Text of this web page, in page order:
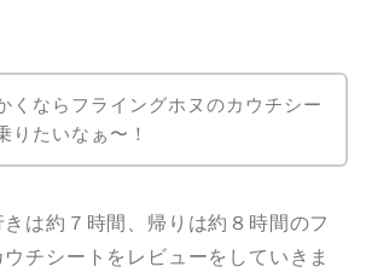
くならフライングホヌのカウチシー
りたいなぁ〜！
は約７時間、帰りは約８時間のフ
チシートをレビューをしていきま